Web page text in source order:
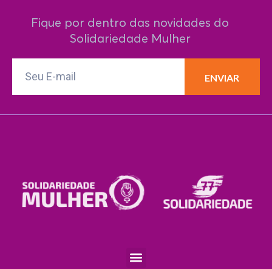
Fique por dentro das novidades do
Solidariedade Mulher